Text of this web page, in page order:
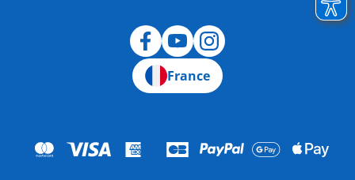
France